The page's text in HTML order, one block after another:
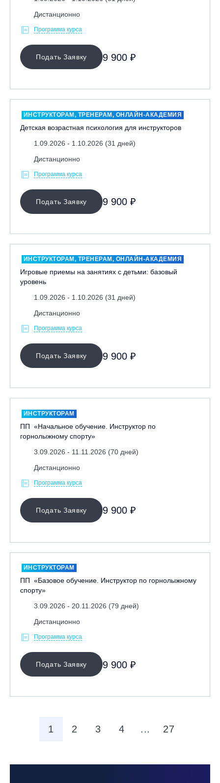
Дистанционно
Программа курса
Подать Заявку 9 900 ₽
ИНСТРУКТОРАМ, ТРЕНЕРАМ, ОНЛАЙН-АКАДЕМИЯ
Детская возрастная психология для инструкторов
1.09.2026 - 1.10.2026 (31 дней)
Дистанционно
Программа курса
Подать Заявку 9 900 ₽
ИНСТРУКТОРАМ, ТРЕНЕРАМ, ОНЛАЙН-АКАДЕМИЯ
Игровые приемы на занятиях с детьми: базовый
уровень
1.09.2026 - 1.10.2026 (31 дней)
Дистанционно
Программа курса
Подать Заявку 9 900 ₽
ИНСТРУКТОРАМ
ПП «Начальное обучение. Инструктор по
горнолыжному спорту»
3.09.2026 - 11.11.2026 (70 дней)
Дистанционно
Программа курса
Подать Заявку 9 900 ₽
ИНСТРУКТОРАМ
ПП «Базовое обучение. Инструктор по горнолыжному
спорту»
3.09.2026 - 20.11.2026 (79 дней)
Дистанционно
Программа курса
Подать Заявку 9 900 ₽
1 2 3 4 ... 27